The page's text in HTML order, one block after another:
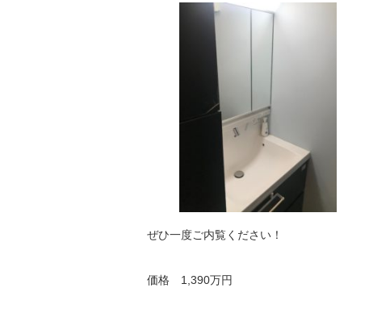
ぜひ一度ご内覧ください！
価格 1,390万円